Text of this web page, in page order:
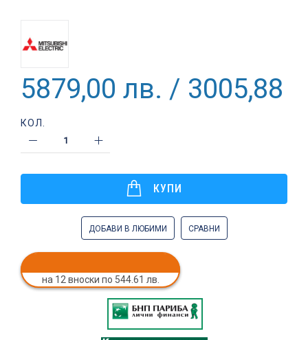
5879,00 лв. / 3005,88 €
КОЛ.
КУПИ
ДОБАВИ В ЛЮБИМИ СРАВНИ
на 12 вноски по 544.61 лв.